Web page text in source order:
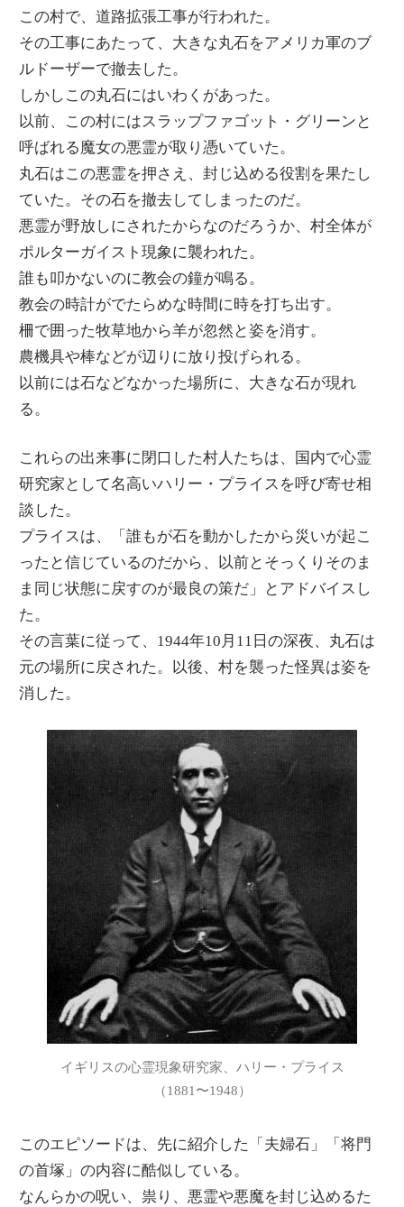
この村で、道路拡張工事が行われた。
その工事にあたって、大きな丸石をアメリカ軍のブ
ルドーザーで撤去した。
しかしこの丸石にはいわくがあった。
以前、この村にはスラップファゴット・グリーンと
呼ばれる魔女の悪霊が取り憑いていた。
丸石はこの悪霊を押さえ、封じ込める役割を果たし
ていた。その石を撤去してしまったのだ。
悪霊が野放しにされたからなのだろうか、村全体が
ポルターガイスト現象に襲われた。
誰も叩かないのに教会の鐘が鳴る。
教会の時計がでたらめな時間に時を打ち出す。
柵で囲った牧草地から羊が忽然と姿を消す。
農機具や棒などが辺りに放り投げられる。
以前には石などなかった場所に、大きな石が現れ
る。
これらの出来事に閉口した村人たちは、国内で心霊
研究家として名高いハリー・プライスを呼び寄せ相
談した。
プライスは、「誰もが石を動かしたから災いが起こ
ったと信じているのだから、以前とそっくりそのま
ま同じ状態に戻すのが最良の策だ」とアドバイスし
た。
その言葉に従って、1944年10月11日の深夜、丸石は
元の場所に戻された。以後、村を襲った怪異は姿を
消した。
イギリスの心霊現象研究家、ハリー・プライス
（1881〜1948）
このエピソードは、先に紹介した「夫婦石」「将門
の首塚」の内容に酷似している。
なんらかの呪い、祟り、悪霊や悪魔を封じ込めるた